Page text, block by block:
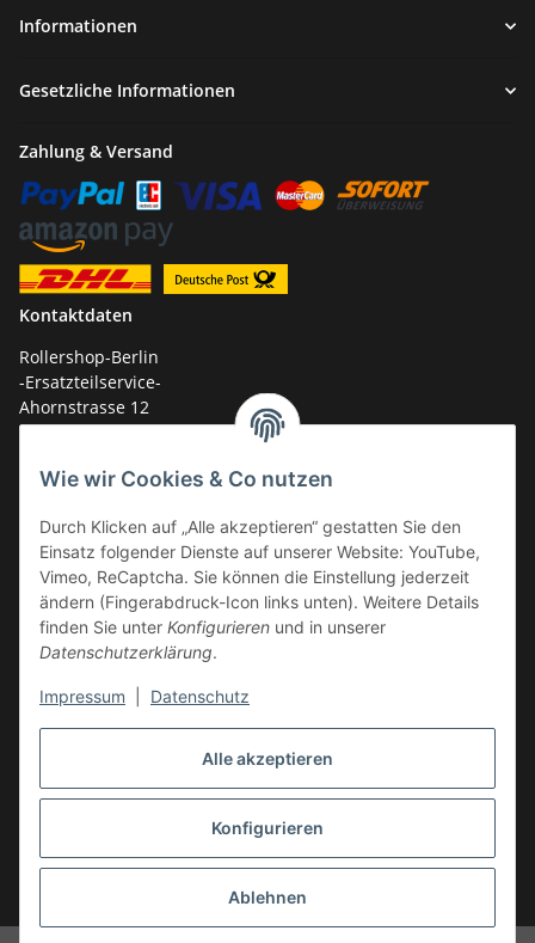
Alle akzeptieren
Konfigurieren
Ablehnen
Wie wir Cookies & Co nutzen
Durch Klicken auf „Alle akzeptieren“ gestatten Sie den
Einsatz folgender Dienste auf unserer Website: YouTube,
Vimeo, ReCaptcha. Sie können die Einstellung jederzeit
ändern (Fingerabdruck-Icon links unten). Weitere Details
finden Sie unter Konfigurieren und in unserer
Datenschutzerklärung.
Impressum Datenschutz
Informationen
Gesetzliche Informationen
Zahlung & Versand
Kontaktdaten
Rollershop-Berlin
-Ersatzteilservice-
Ahornstrasse 12
14959 Trebbin
Tel.: +49 (0)33731-289 975 (10-17 Uhr)
Vertrag widerrufen
* Alle Preise inkl. gesetzlicher USt., zzgl.Versand